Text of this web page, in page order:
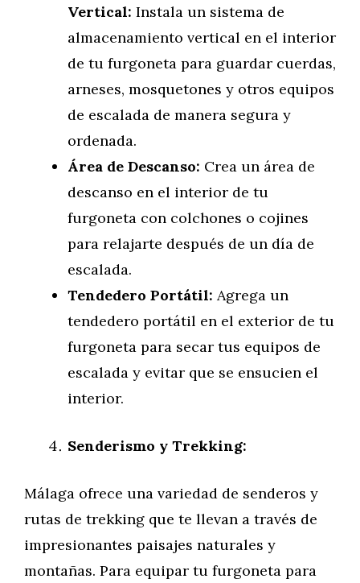
Vertical: Instala un sistema de
almacenamiento vertical en el interior
de tu furgoneta para guardar cuerdas,
arneses, mosquetones y otros equipos
de escalada de manera segura y
ordenada.
Área de Descanso: Crea un área de
descanso en el interior de tu
furgoneta con colchones o cojines
para relajarte después de un día de
escalada.
Tendedero Portátil: Agrega un
tendedero portátil en el exterior de tu
furgoneta para secar tus equipos de
escalada y evitar que se ensucien el
interior.
Senderismo y Trekking:
Málaga ofrece una variedad de senderos y
rutas de trekking que te llevan a través de
impresionantes paisajes naturales y
montañas. Para equipar tu furgoneta para